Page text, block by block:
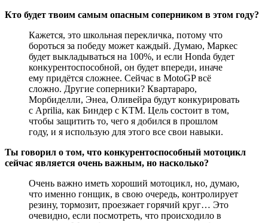
Кто будет твоим самым опасным соперником в этом году?
Кажется, это школьная перекличка, потому что
бороться за победу может каждый. Думаю, Маркес
будет выкладываться на 100%, и если Honda будет
конкурентоспособной, он будет впереди, иначе
ему придётся сложнее. Сейчас в MotoGP всё
сложно. Другие соперники? Квартараро,
Морбиделли, Энеа, Оливейра будут конкурировать
с Aprilia, как Биндер с KTM. Цель состоит в том,
чтобы защитить то, чего я добился в прошлом
году, и я использую для этого все свои навыки.
Ты говорил о том, что конкурентоспособный мотоцикл
сейчас является очень важным, но насколько?
Очень важно иметь хороший мотоцикл, но, думаю,
что именно гонщик, в свою очередь, контролирует
резину, тормозит, проезжает горячий круг… Это
очевидно, если посмотреть, что происходило в